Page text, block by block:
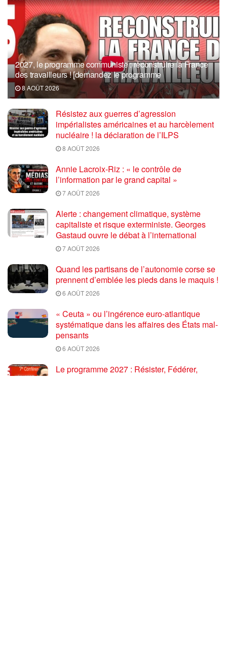
2027, le programme communiste : reconstruire la France
des travailleurs ! [demandez le programme
8 AOÛT 2026
Résistez aux guerres d’agression
impérialistes américaines et au harcèlement
nucléaire ! la déclaration de l’ILPS
8 AOÛT 2026
Annie Lacroix-Riz : « le contrôle de
l’information par le grand capital »
7 AOÛT 2026
Alerte : changement climatique, système
capitaliste et risque exterministe. Georges
Gastaud ouvre le débat à l’international
7 AOÛT 2026
Quand les partisans de l’autonomie corse se
prennent d’emblée les pieds dans le maquis !
6 AOÛT 2026
« Ceuta » ou l’ingérence euro-atlantique
systématique dans les affaires des États mal-
pensants
6 AOÛT 2026
Le programme 2027 : Résister, Fédérer,